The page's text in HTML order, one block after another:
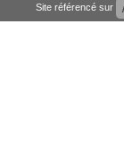
Site référencé sur